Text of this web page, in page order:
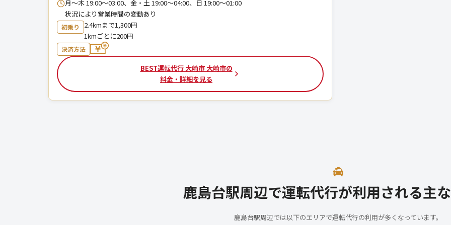
月～木 19:00～03:00、金・土 19:00～04:00、日 19:00～01:00
状況により営業時間の変動あり
初乗り
2.4kmまで1,300円
1kmごとに200円
決済方法
BEST運転代行 大崎市 大崎市の
料金・詳細を見る
鹿島台駅周辺で運転代行が利用される主
鹿島台駅周辺では以下のエリアで運転代行の利用が多くなっています。